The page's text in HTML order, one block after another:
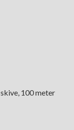
100 meter